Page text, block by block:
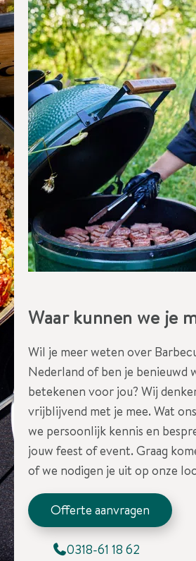
Waar kunnen we je
Wil je meer weten over
Nederland of ben je benieuwd
betekenen voor jou? Wij
vrijblijvend met je mee. Wat
we persoonlijk kennis en
jouw feest of event. Graag
of we nodigen je uit op onze
Offerte aanvragen
0318-61 18 62